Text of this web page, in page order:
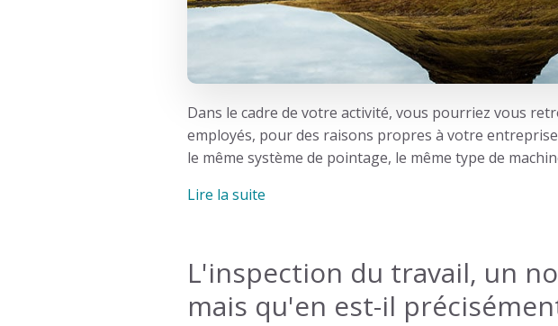
Dans le cadre de votre activité, vous pourriez vous
employés, pour des raisons propres à votre
le même système de pointage, le même type de
Lire la suite
L'inspection du travail, un
mais qu'en est-il